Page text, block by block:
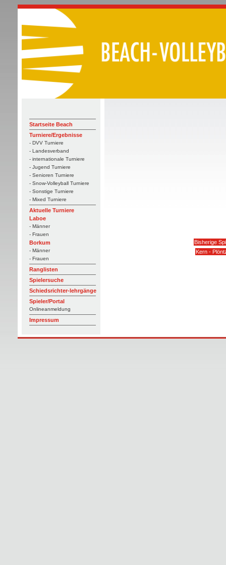
Startseite Beach
Turniere/Ergebnisse
- DVV Turniere
- Landesverband
- internationale Turniere
- Jugend Turniere
- Senioren Turniere
- Snow-Volleyball Turniere
- Sonstige Turniere
- Mixed Turniere
Aktuelle Turniere
Laboe
- Männer
- Frauen
Borkum
- Männer
- Frauen
Ranglisten
Spielersuche
Schiedsrichter-lehrgänge
Spieler/Portal
Onlineanmeldung
Impressum
Bisherige
Kern -